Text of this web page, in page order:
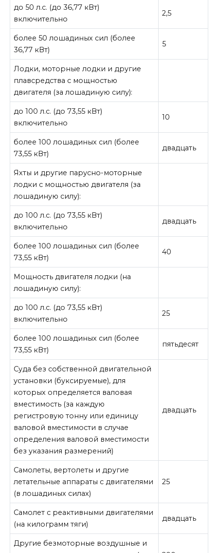
до 50 л.с. (до 36,77 кВт)
включительно
2,5
более 50 лошадиных сил (более
36,77 кВт)
5
Лодки, моторные лодки и другие
плавсредства с мощностью
двигателя (за лошадиную силу):
до 100 л.с. (до 73,55 кВт)
включительно
10
более 100 лошадиных сил (более
73,55 кВт)
двадцать
Яхты и другие парусно-моторные
лодки с мощностью двигателя (за
лошадиную силу):
до 100 л.с. (до 73,55 кВт)
включительно
двадцать
более 100 лошадиных сил (более
73,55 кВт)
40
Мощность двигателя лодки (на
лошадиную силу):
до 100 л.с. (до 73,55 кВт)
включительно
25
более 100 лошадиных сил (более
73,55 кВт)
пятьдесят
Суда без собственной двигательной
установки (буксируемые), для
которых определяется валовая
вместимость (за каждую
регистровую тонну или единицу
валовой вместимости в случае
определения валовой вместимости
без указания размерений)
двадцать
Самолеты, вертолеты и другие
летательные аппараты с двигателями
(в лошадиных силах)
25
Самолет с реактивными двигателями
(на килограмм тяги)
двадцать
Другие безмоторные воздушные и